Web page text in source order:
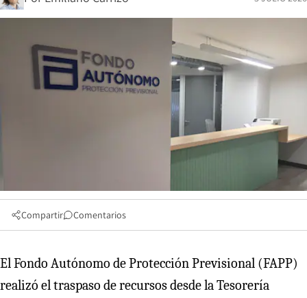
Compartir Comentarios
El Fondo Autónomo de Protección Previsional (FAPP)
realizó el traspaso de recursos desde la Tesorería